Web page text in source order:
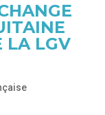
LA LGV